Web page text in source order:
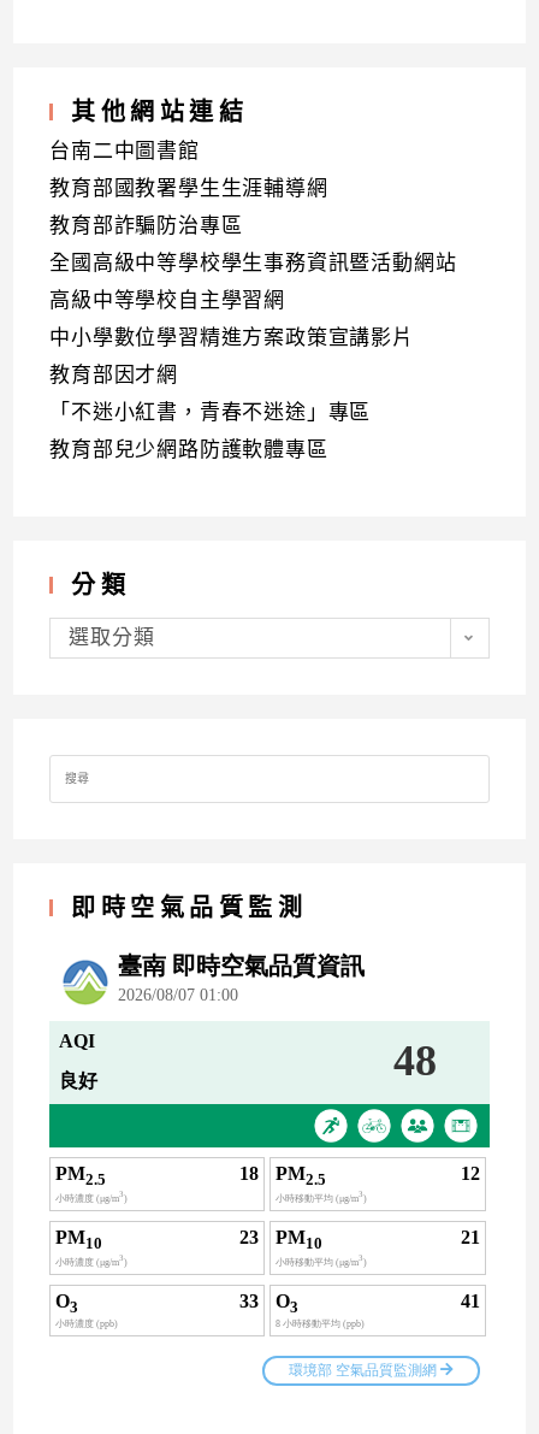
其他網站連結
台南二中圖書館
教育部國教署學生生涯輔導網
教育部詐騙防治專區
全國高級中等學校學生事務資訊暨活動網站
高級中等學校自主學習網
中小學數位學習精進方案政策宣講影片
教育部因才網
「不迷小紅書，青春不迷途」專區
教育部兒少網路防護軟體專區
分類
分
類選取分類
Search
for:
即時空氣品質監測